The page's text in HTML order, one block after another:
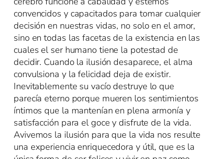
convencidos y capacitados para tomar cualquier
decisión en nuestras vidas, no solo en el amor,
sino en todas las facetas de la existencia en las
cuales el ser humano tiene la potestad de
decidir. Cuando la ilusión desaparece, el alma
convulsiona y la felicidad deja de existir.
Inevitablemente su vacío destruye lo que
parecía eterno porque mueren los sentimientos
íntimos que la mantenían en plena armonía y
satisfacción para el goce y disfrute de la vida.
Avivemos la ilusión para que la vida nos resulte
una experiencia enriquecedora y útil, que es la